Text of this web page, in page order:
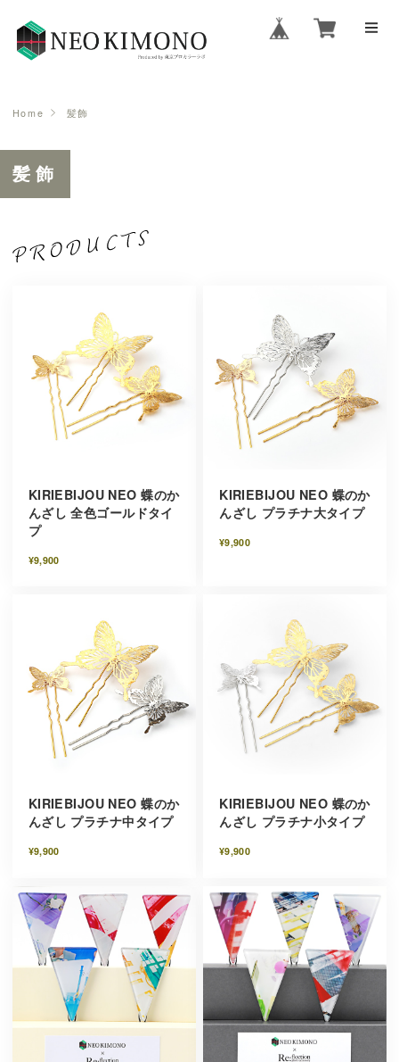
Home 髪飾
髪飾
KIRIEBIJOU NEO 蝶のか
んざし 全色ゴールドタイ
プ
¥9,900
KIRIEBIJOU NEO 蝶のか
んざし プラチナ大タイプ
¥9,900
KIRIEBIJOU NEO 蝶のか
んざし プラチナ中タイプ
¥9,900
KIRIEBIJOU NEO 蝶のか
んざし プラチナ小タイプ
¥9,900